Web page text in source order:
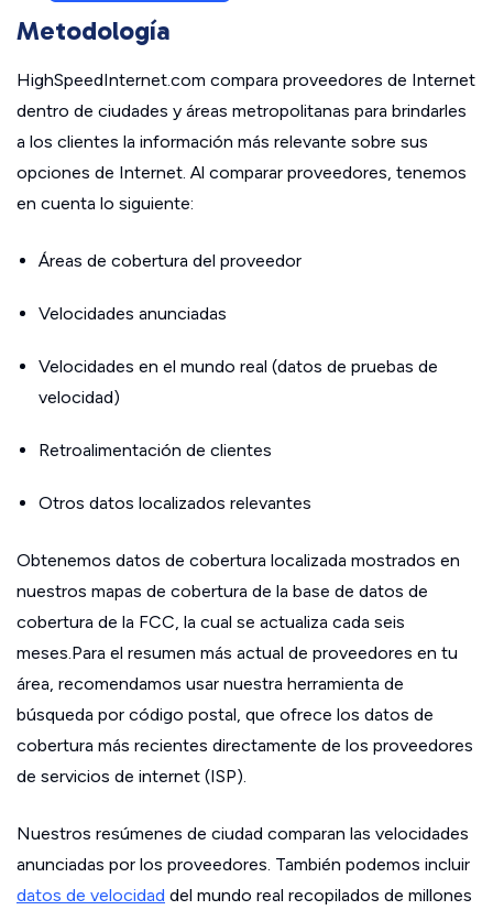
Metodología
HighSpeedInternet.com compara proveedores de Internet
dentro de ciudades y áreas metropolitanas para brindarles
a los clientes la información más relevante sobre sus
opciones de Internet. Al comparar proveedores, tenemos
en cuenta lo siguiente:
Áreas de cobertura del proveedor
Velocidades anunciadas
Velocidades en el mundo real (datos de pruebas de
velocidad)
Retroalimentación de clientes
Otros datos localizados relevantes
Obtenemos datos de cobertura localizada mostrados en
nuestros mapas de cobertura de la base de datos de
cobertura de la FCC, la cual se actualiza cada seis
meses.Para el resumen más actual de proveedores en tu
área, recomendamos usar nuestra herramienta de
búsqueda por código postal, que ofrece los datos de
cobertura más recientes directamente de los proveedores
de servicios de internet (ISP).
Nuestros resúmenes de ciudad comparan las velocidades
anunciadas por los proveedores. También podemos incluir
datos de velocidad del mundo real recopilados de millones